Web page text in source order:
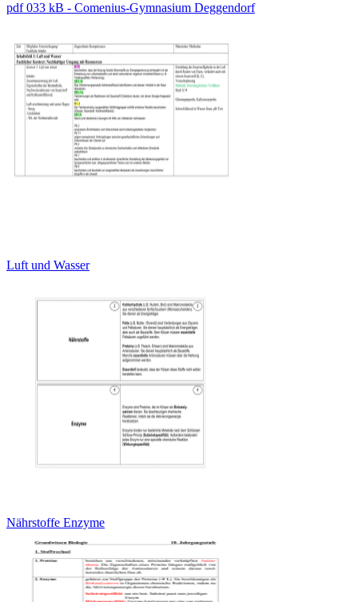
pdf 033 kB - Comenius-Gymnasium Deggendorf
Luft und Wasser
Nährstoffe Enzyme